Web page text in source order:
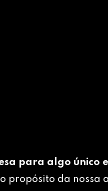
para algo único e
o propósito da nossa